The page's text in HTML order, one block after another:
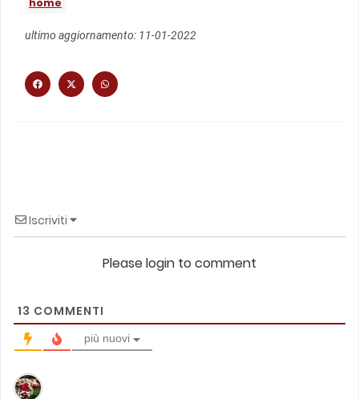
ultimo aggiornamento: 11-01-2022
Iscriviti
Please login to comment
13 COMMENTI
più nuovi